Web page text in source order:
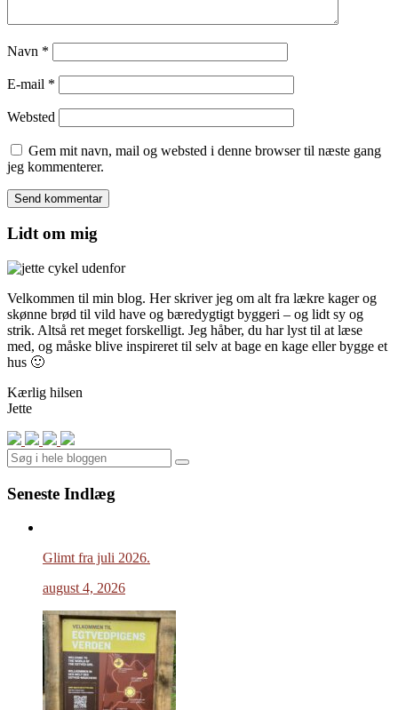
Navn *
E-mail *
Websted
Gem mit navn, mail og websted i denne browser til næste gang
jeg kommenterer.
Lidt om mig
Velkommen til min blog. Her skriver jeg om alt fra lækre kager og
skønne brød til vild have og bæredygtigt byggeri – og lidt sy og
strik. Altså ret meget forskelligt. Jeg håber, du har lyst til at læse
med, og måske blive inspireret til selv at bage en kage eller bygge et
hus 🙂
Kærlig hilsen
Jette
Search
Seneste Indlæg
Glimt fra juli 2026.
august 4, 2026